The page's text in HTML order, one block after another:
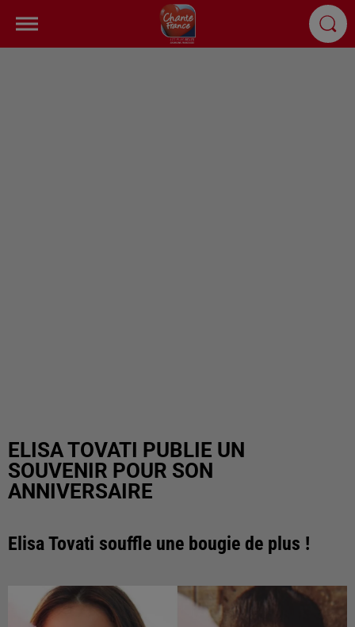
ELISA TOVATI PUBLIE UN
SOUVENIR POUR SON
ANNIVERSAIRE
Elisa Tovati souffle une bougie de plus !